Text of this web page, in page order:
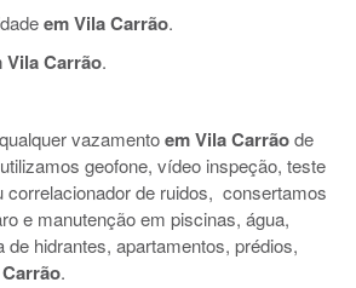
em Vila Carrão.
Vila Carrão.
vazamentoem Vila Carrãode
geofone, vídeo inspeção, teste
correlacionador de ruidos, consertamos
e manutenção em piscinas, água,
hidrantes, apartamentos, prédios,
.